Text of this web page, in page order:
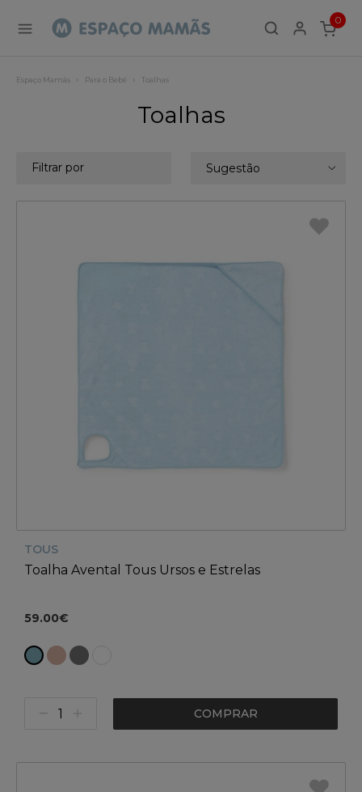
0
ITEMS
Espaço Mamãs Para o Bebé Toalhas
Toalhas
Sugestão
Filtrar por
TOUS
Toalha Avental Tous Ursos e Estrelas
59.00€
COMPRAR